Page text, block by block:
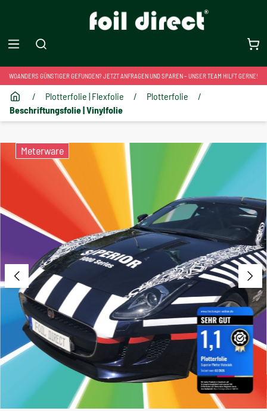
WOANDERS GÜNSTIGER GEFUNDEN? JETZT ANFRAGEN UND SPAREN – UNSER TEAM HILFT GERNE!
/ Plotterfolie | Flexfolie / Plotterfolie
/
Beschriftungsfolie | Vinylfolie
Meterware